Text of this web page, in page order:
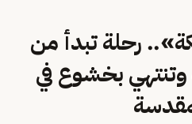
رحلة تبدأ من
وتنتهي بخشوع في